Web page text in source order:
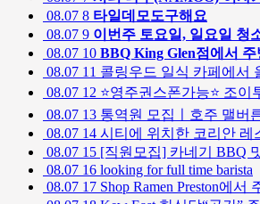
08.07 8 타일데모도구해요
08.07 9 이번주 토요일, 일요일 청
08.07 10 BBQ King Glen점에서
08.07 11 콜링우드 일식 카페에서
08.07 12 ⭐영주권스폰가능⭐ 조
08.07 13 통역원 모집ㅣ호주 맬버
08.07 14 시티에 위치한 코리안 레
08.07 15 [직원모집] 카네기 BBQ
08.07 16 looking for full time barista
08.07 17 Shop Ramen Preston에